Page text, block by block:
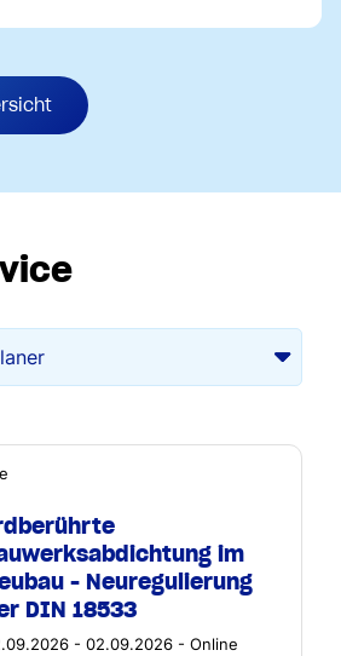
im
- Neuregulierung
DIN 18533
- 02.09.2026 - Online